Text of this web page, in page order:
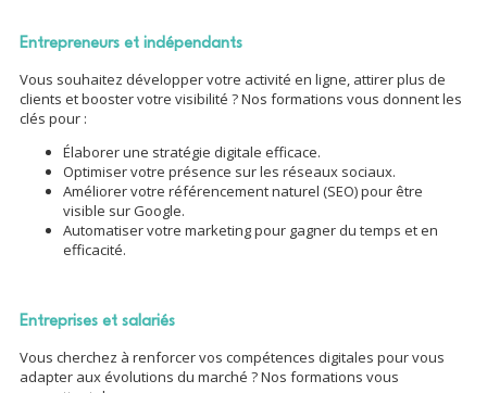
Entrepreneurs et indépendants
Vous souhaitez développer votre activité en ligne, attirer plus de
clients et booster votre visibilité ? Nos formations vous donnent les
clés pour :
Élaborer une stratégie digitale efficace.
Optimiser votre présence sur les réseaux sociaux.
Améliorer votre référencement naturel (SEO) pour être
visible sur Google.
Automatiser votre marketing pour gagner du temps et en
efficacité.
Entreprises et salariés
Vous cherchez à renforcer vos compétences digitales pour vous
adapter aux évolutions du marché ? Nos formations vous